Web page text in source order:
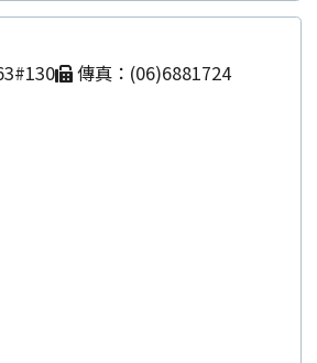
傳真：(06)6881724